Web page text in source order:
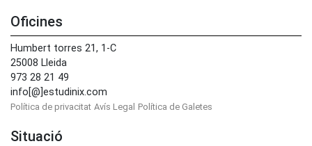
Oficines
Humbert torres 21, 1-C
25008 Lleida
973 28 21 49
info[@]estudinix.com
Política de privacitat Avís Legal Política de Galetes
Situació